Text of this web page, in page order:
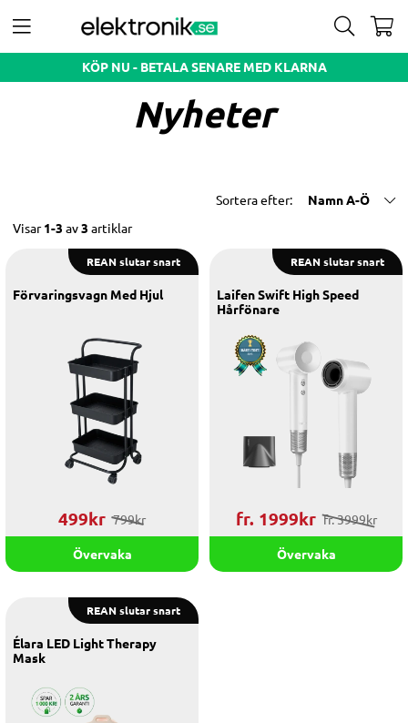
KÖP NU - BETALA SENARE MED KLARNA
Nyheter
Sortera efter:
Namn A-Ö
Visar1-3 av3 artiklar
REAN slutar snart
Förvaringsvagn Med Hjul
499kr 799kr
Övervaka
REAN slutar snart
Laifen Swift High Speed
Hårfönare
fr. 1999kr fr. 3999kr
Övervaka
REAN slutar snart
Élara LED Light Therapy
Mask